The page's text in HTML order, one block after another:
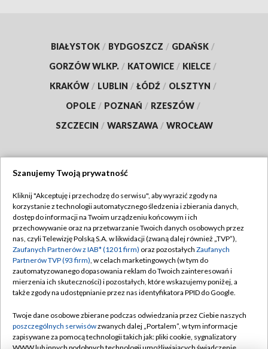
BIAŁYSTOK / BYDGOSZCZ / GDAŃSK /
GORZÓW WLKP. / KATOWICE / KIELCE /
KRAKÓW / LUBLIN / ŁÓDŹ / OLSZTYN /
OPOLE / POZNAŃ / RZESZÓW /
SZCZECIN / WARSZAWA / WROCŁAW
TVP
Abonament TVP
Emisja w TVP
Centrum informacji TVP
Naziemna Telewizja Cyfrowa
Rada Programowa
System NOS
Regulamin TVP
Polityka prywatności
Moje zgody
Pomoc
Kontakt
Szanujemy Twoją prywatność
Kliknij "Akceptuję i przechodzę do serwisu", aby wyrazić zgody na
korzystanie z technologii automatycznego śledzenia i zbierania danych,
dostęp do informacji na Twoim urządzeniu końcowym i ich
przechowywanie oraz na przetwarzanie Twoich danych osobowych przez
nas, czyli Telewizję Polską S.A. w likwidacji (zwaną dalej również „TVP”),
Zaufanych Partnerów z IAB* (1201 firm) oraz pozostałych Zaufanych
Partnerów TVP (93 firm), w celach marketingowych (w tym do
zautomatyzowanego dopasowania reklam do Twoich zainteresowań i
mierzenia ich skuteczności) i pozostałych, które wskazujemy poniżej, a
także zgody na udostępnianie przez nas identyfikatora PPID do Google.
Twoje dane osobowe zbierane podczas odwiedzania przez Ciebie naszych
poszczególnych serwisówzwanych dalej „Portalem”, w tym informacje
zapisywane za pomocą technologii takich jak: pliki cookie, sygnalizatory